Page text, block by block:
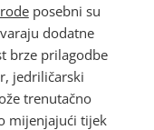
posebni su
dodatne
brze prilagodbe
jedriličarski
trenutačno
mijenjajući tijek